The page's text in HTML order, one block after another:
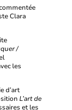
Clara
/
les
d’art
L’art de
et les